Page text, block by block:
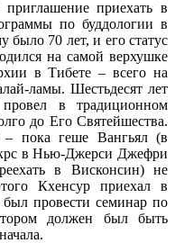
приехать в
по буддологии в
было 70 лет, и его статус
на самой верхушке
в Тибете – всего на
ламы. Шестьдесят лет
в традиционном
до Его Святейшества.
пока геше Вангьял (в
в Нью-Джерси Джефри
в Висконсин) не
Кхенсур приехал в
провести семинар по
должен был быть